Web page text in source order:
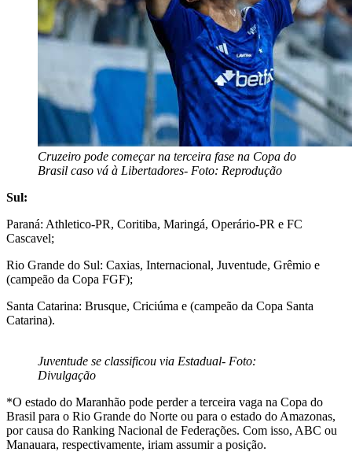
Cruzeiro pode começar na terceira fase na Copa do
Brasil caso vá à Libertadores- Foto: Reprodução
Sul:
Paraná: Athletico-PR, Coritiba, Maringá, Operário-PR e FC
Cascavel;
Rio Grande do Sul: Caxias, Internacional, Juventude, Grêmio e
(campeão da Copa FGF);
Santa Catarina: Brusque, Criciúma e (campeão da Copa Santa
Catarina).
Juventude se classificou via Estadual- Foto:
Divulgação
*O estado do Maranhão pode perder a terceira vaga na Copa do
Brasil para o Rio Grande do Norte ou para o estado do Amazonas,
por causa do Ranking Nacional de Federações. Com isso, ABC ou
Manauara, respectivamente, iriam assumir a posição.